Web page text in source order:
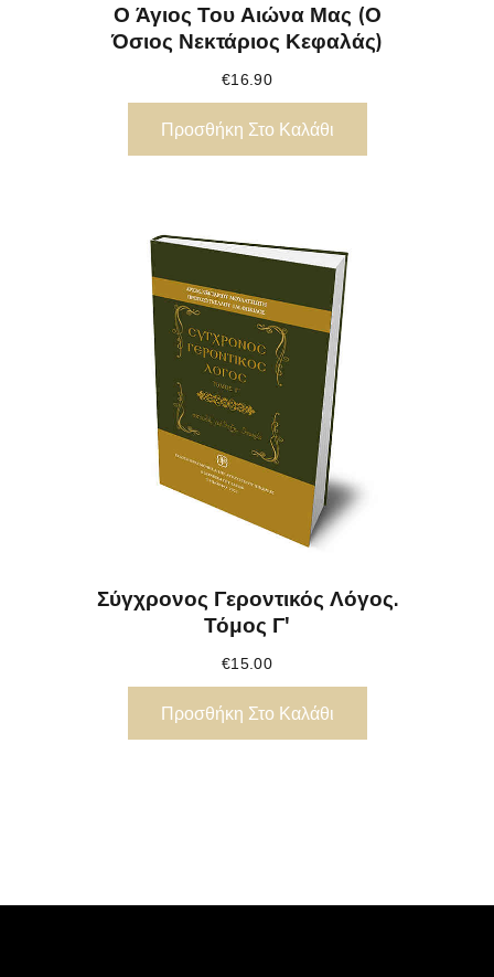
Ο Άγιος Του Αιώνα Μας (Ο
Όσιος Νεκτάριος Κεφαλάς)
€16.90
Προσθήκη Στο Καλάθι
Σύγχρονος Γεροντικός Λόγος.
Τόμος Γ'
€15.00
Προσθήκη Στο Καλάθι